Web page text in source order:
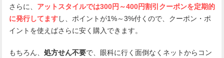
さらに、 アットスタイルでは300円～400円割引クーポンを定期的
に発行してますし、ポイントが1%～3%付くので、クーポン・ポ
イントを使えばさらに安く購入できます。
もちろん、 処方せん不要で、眼科に行く面倒なくネットからコン